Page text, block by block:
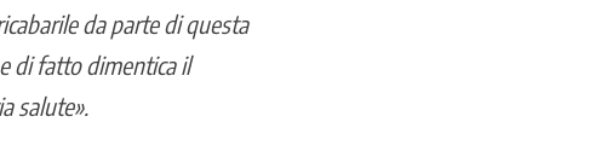
da parte di questa
di fatto dimentica il
salute».